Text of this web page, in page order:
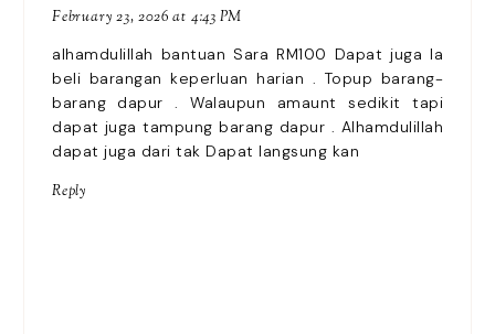
February 23, 2026 at 4:43 PM
alhamdulillah bantuan Sara RM100 Dapat juga la
beli barangan keperluan harian . Topup barang-
barang dapur . Walaupun amaunt sedikit tapi
dapat juga tampung barang dapur . Alhamdulillah
dapat juga dari tak Dapat langsung kan
Reply